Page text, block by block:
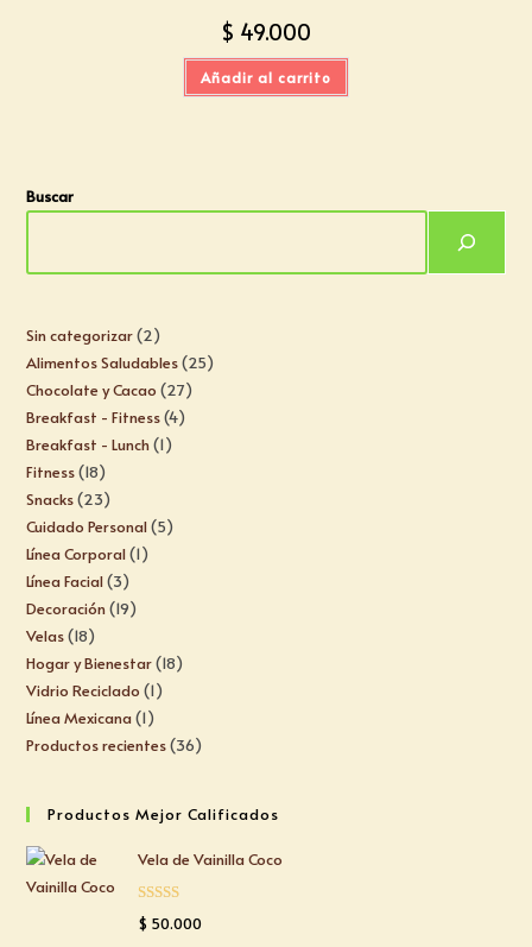
$ 49.000
Añadir al carrito
Buscar
Sin categorizar 2
Alimentos Saludables 25
Chocolate y Cacao 27
Breakfast - Fitness 4
Breakfast - Lunch 1
Fitness 18
Snacks 23
Cuidado Personal 5
Línea Corporal 1
Línea Facial 3
Decoración 19
Velas 18
Hogar y Bienestar 18
Vidrio Reciclado 1
Línea Mexicana 1
Productos recientes 36
Productos Mejor Calificados
Vela de Vainilla Coco
Valorado
$ 50.000